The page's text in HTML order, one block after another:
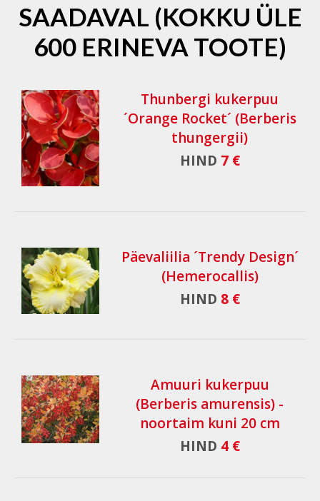
SAADAVAL (KOKKU ÜLE
600 ERINEVA TOOTE)
Thunbergi kukerpuu
´Orange Rocket´ (Berberis
thungergii)
HIND 7 €
Päevaliilia ´Trendy Design´
(Hemerocallis)
HIND 8 €
Amuuri kukerpuu
(Berberis amurensis) -
noortaim kuni 20 cm
HIND 4 €